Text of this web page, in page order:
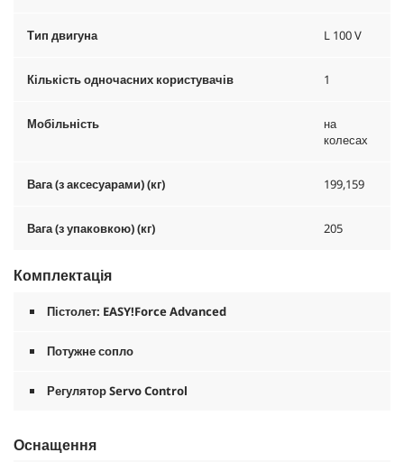
Тип двигуна L 100 V
Кількість одночасних користувачів 1
Мобільність
на
колесах
Вага (з аксесуарами) (кг) 199,159
Вага (з упаковкою) (кг) 205
Комплектація
Пістолет: EASY!ForceAdvanced
Потужне сопло
Регулятор Servo Control
Оснащення